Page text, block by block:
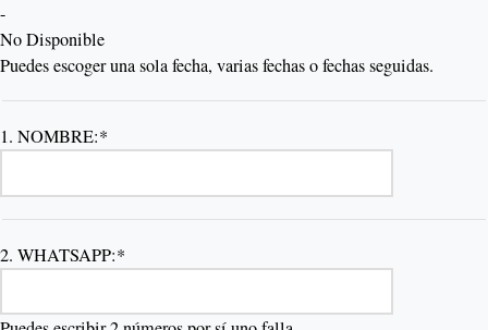
-
No Disponible
Puedes escoger una sola fecha, varias fechas o fechas seguidas.
1. NOMBRE:*
2. WHATSAPP:*